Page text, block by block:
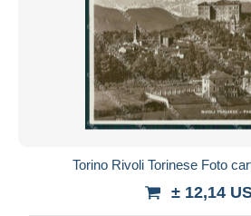
Torino Rivoli Torinese Foto
± 12,14